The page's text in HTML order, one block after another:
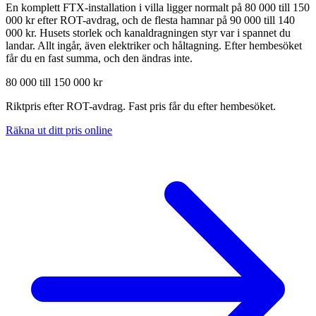
En komplett FTX-installation i villa ligger normalt på 80 000 till 150
000 kr efter ROT-avdrag, och de flesta hamnar på 90 000 till 140
000 kr. Husets storlek och kanaldragningen styr var i spannet du
landar. Allt ingår, även elektriker och håltagning. Efter hembesöket
får du en fast summa, och den ändras inte.
80 000 till 150 000 kr
Riktpris efter ROT-avdrag. Fast pris får du efter hembesöket.
Räkna ut ditt pris online